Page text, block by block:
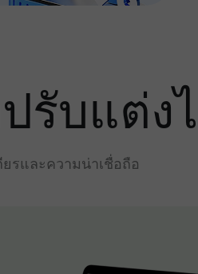
รับแต่ง
รและความน่าเชื่อถือ